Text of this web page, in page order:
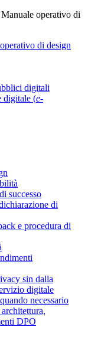
operativo di
di design
digitali
digitale (e-
successo
di
e procedura di
sin dalla
digitale
necessario
DPO